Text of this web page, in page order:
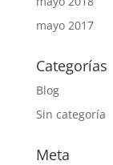
mayo 2017
Categorías
Blog
Sin categoría
Meta